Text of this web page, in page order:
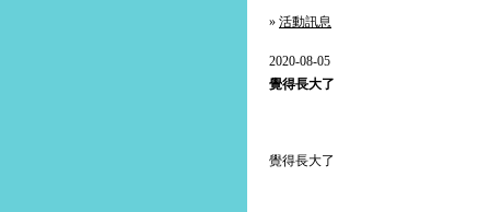
» 活動訊息
2020-08-05
覺得長大了
覺得長大了